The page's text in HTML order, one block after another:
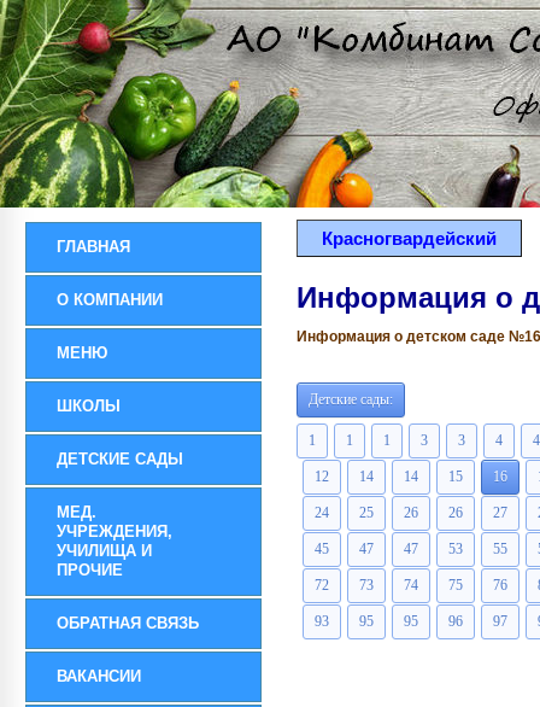
ГЛАВНАЯ
О КОМПАНИИ
МЕНЮ
ШКОЛЫ
ДЕТСКИЕ САДЫ
МЕД.
УЧРЕЖДЕНИЯ,
УЧИЛИЩА И
ПРОЧИЕ
ОБРАТНАЯ СВЯЗЬ
ВАКАНСИИ
Красногвардейский
Информация о
Информация о детском саде №16
Детские сады:
1 1 1 3 3 4 4
12 14 14 15 16
24 25 26 26 27
45 47 47 53 55
72 73 74 75 76
93 95 95 96 97